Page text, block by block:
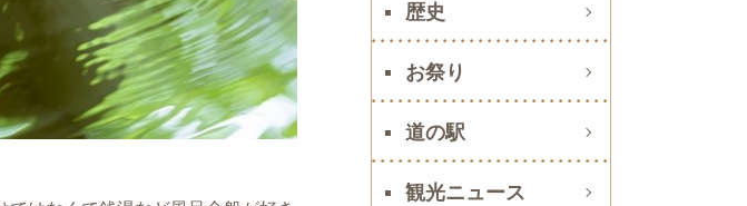
歴史
お祭り
道の駅
観光ニュース